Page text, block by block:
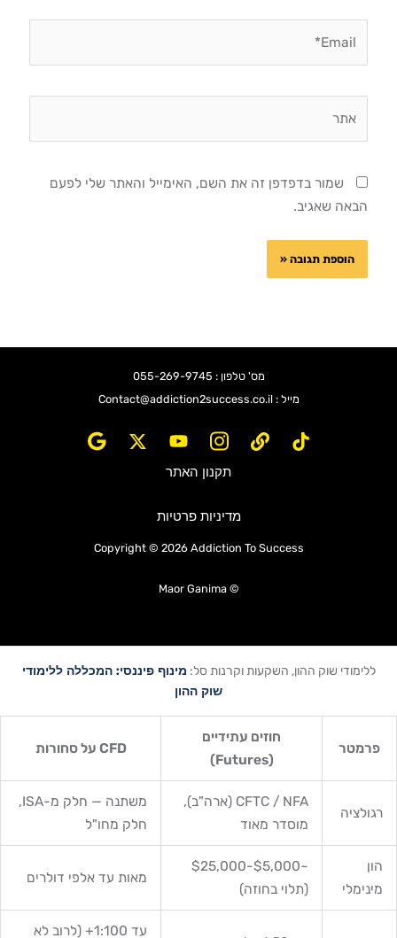
שמור בדפדפן זה את השם, האימייל והאתר שלי לפעם
הבאה שאגיב.
מס' טלפון : 055-269-9745
מייל : Contact@addiction2success.co.il
תקנון האתר
מדיניות פרטיות
Copyright © 2026 Addiction To Success
© Maor Ganima
ללימודי שוק ההון, השקעות וקרנות סל: מינוף פיננסי: המכללה ללימודי
שוק ההון
פרמטר
חוזים עתידיים
(Futures)
CFD על סחורות
רגולציה
CFTC / NFA (ארה"ב),
מוסדר מאוד
משתנה — חלק מ-ISA,
חלק מחו"ל
הון
מינימלי
~$5,000-$25,000
(תלוי בחוזה)
מאות עד אלפי דולרים
עד 1:100+ (לרוב לא